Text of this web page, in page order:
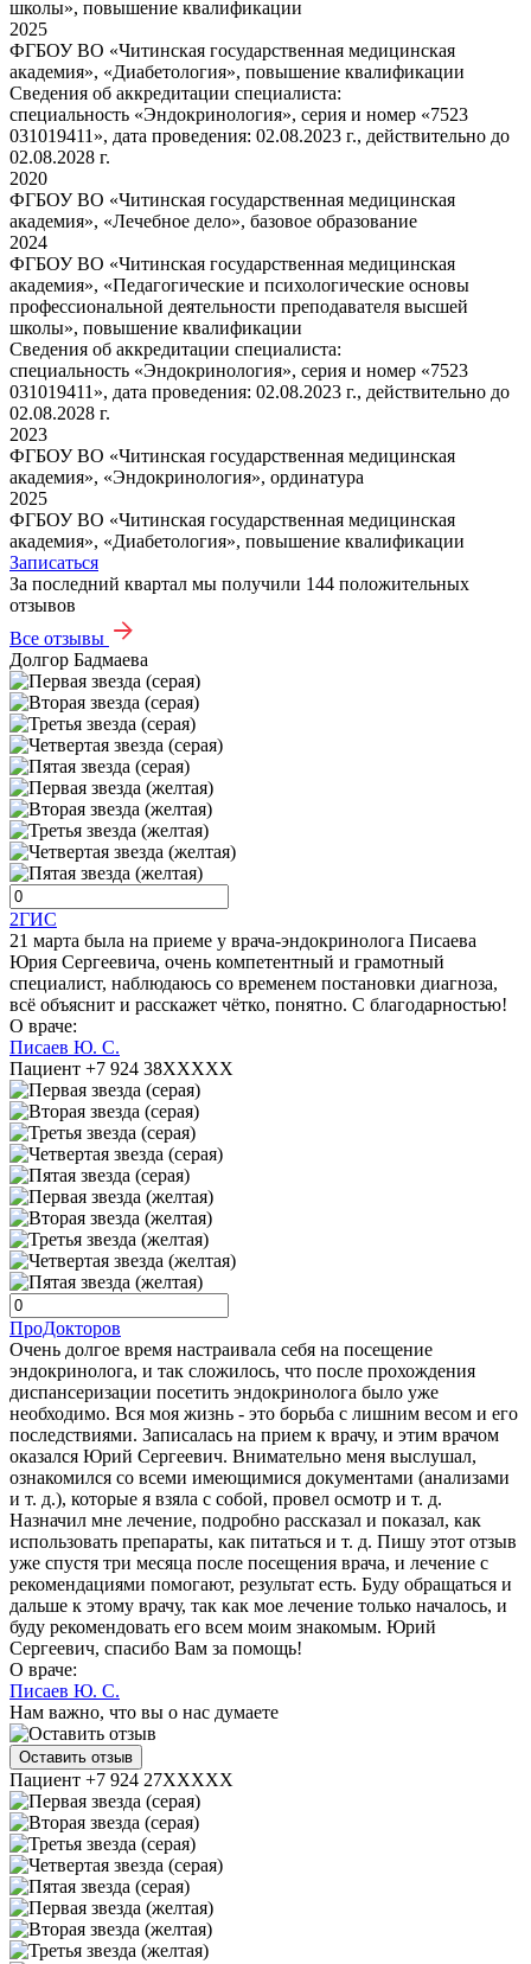
школы», повышение квалификации
2025
ФГБОУ ВО «Читинская государственная медицинская
академия», «Диабетология», повышение квалификации
Сведения об аккредитации специалиста:
специальность «Эндокринология», серия и номер «7523
031019411», дата проведения: 02.08.2023 г., действительно до
02.08.2028 г.
2020
ФГБОУ ВО «Читинская государственная медицинская
академия», «Лечебное дело», базовое образование
2024
ФГБОУ ВО «Читинская государственная медицинская
академия», «Педагогические и психологические основы
профессиональной деятельности преподавателя высшей
школы», повышение квалификации
Сведения об аккредитации специалиста:
специальность «Эндокринология», серия и номер «7523
031019411», дата проведения: 02.08.2023 г., действительно до
02.08.2028 г.
2023
ФГБОУ ВО «Читинская государственная медицинская
академия», «Эндокринология», ординатура
2025
ФГБОУ ВО «Читинская государственная медицинская
академия», «Диабетология», повышение квалификации
Записаться
За последний квартал мы получили 144 положительных
отзывов
Все отзывы
Долгор Бадмаева
2ГИС
21 марта была на приеме у врача-эндокринолога Писаева
Юрия Сергеевича, очень компетентный и грамотный
специалист, наблюдаюсь со временем постановки диагноза,
всё объяснит и расскажет чётко, понятно. С благодарностью!
О враче:
Писаев Ю. С.
Пациент +7 924 38XXXXX
ПроДокторов
Очень долгое время настраивала себя на посещение
эндокринолога, и так сложилось, что после прохождения
диспансеризации посетить эндокринолога было уже
необходимо. Вся моя жизнь - это борьба с лишним весом и его
последствиями. Записалась на прием к врачу, и этим врачом
оказался Юрий Сергеевич. Внимательно меня выслушал,
ознакомился со всеми имеющимися документами (анализами​
и т. д.), которые я взяла с собой, провел осмотр и т. д.
Назначил мне лечение, подробно рассказал и показал, как
использовать препараты, как питаться и т. д. Пишу этот отзыв
уже спустя три месяца после посещения врача, и лечение с
рекомендациями помогают, результат есть. Буду обращаться и
дальше к этому врачу, так как мое лечение только началось, и
буду рекомендовать его всем моим знакомым. Юрий
Сергеевич, спасибо Вам за помощь!
О враче:
Писаев Ю. С.
Нам важно, что вы о нас думаете
Оставить отзыв
Пациент +7 924 27XXXXX